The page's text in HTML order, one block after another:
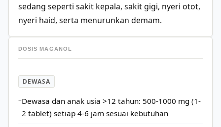
sedang seperti sakit kepala, sakit gigi, nyeri otot,
nyeri haid, serta menurunkan demam.
DOSIS MAGANOL
DEWASA
Dewasa dan anak usia >12 tahun: 500-1000 mg (1-
2 tablet) setiap 4-6 jam sesuai kebutuhan